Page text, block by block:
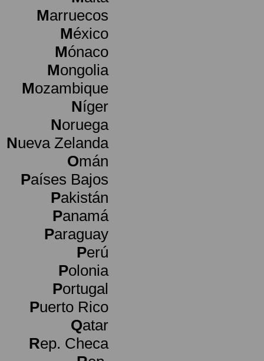
Marruecos
México
Mónaco
Mongolia
Mozambique
Níger
Noruega
Nueva Zelanda
Omán
Países Bajos
Pakistán
Panamá
Paraguay
Perú
Polonia
Portugal
Puerto Rico
Qatar
Rep. Checa